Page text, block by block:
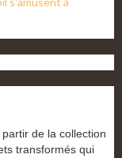
de la collection
transformés qui